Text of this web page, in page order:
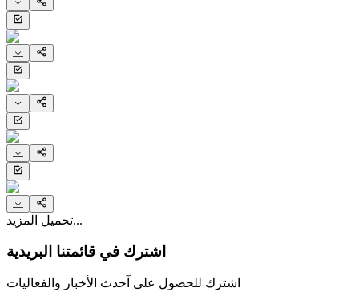
تحميل المزيد...
اشترك في قائمتنا البريدية
اشترك للحصول على آحدث الأخبار والفعاليات